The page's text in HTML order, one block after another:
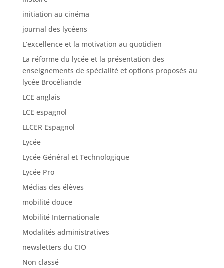
initiation au cinéma
journal des lycéens
L’excellence et la motivation au quotidien
La réforme du lycée et la présentation des
enseignements de spécialité et options proposés au
lycée Brocéliande
LCE anglais
LCE espagnol
LLCER Espagnol
Lycée
Lycée Général et Technologique
Lycée Pro
Médias des élèves
mobilité douce
Mobilité Internationale
Modalités administratives
newsletters du CIO
Non classé